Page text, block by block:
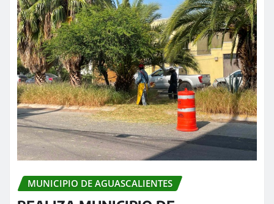
MUNICIPIO DE AGUASCALIENTES